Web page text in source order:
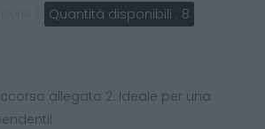
Quantità disponibili : 8
allegato 2. Ideale per una